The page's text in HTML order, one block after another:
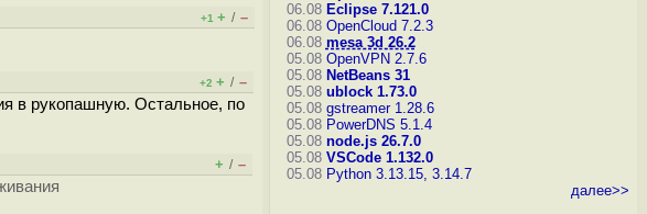
+1 + / –
+2 + / –
в рукопашную. Остальное, по
+ / –
06.08 Eclipse 7.121.0
06.08 OpenCloud 7.2.3
06.08 mesa 3d 26.2
05.08 OpenVPN 2.7.6
05.08 NetBeans 31
05.08 ublock 1.73.0
05.08 gstreamer 1.28.6
05.08 PowerDNS 5.1.4
05.08 node.js 26.7.0
05.08 VSCode 1.132.0
05.08 Python 3.13.15, 3.14.7
далее>>